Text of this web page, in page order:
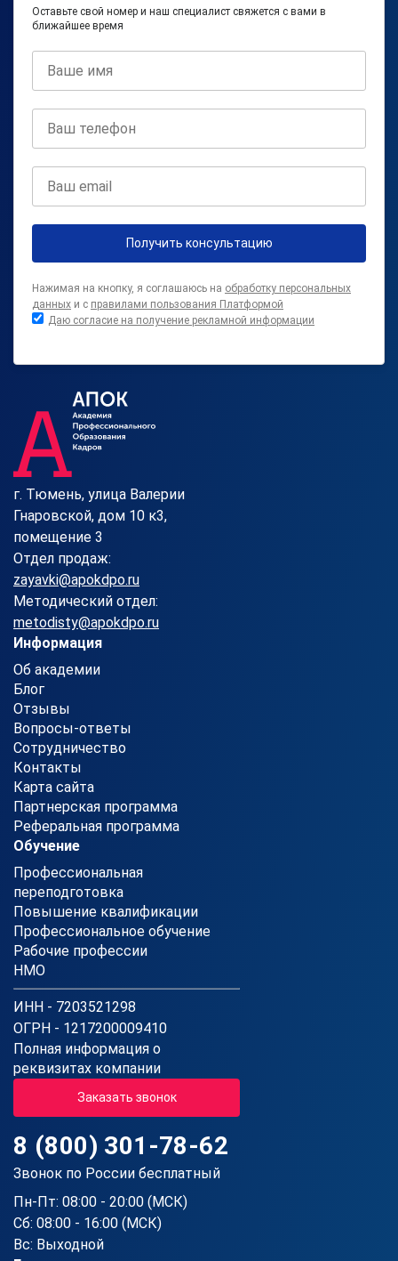
Оставьте свой номер и наш специалист свяжется с вами в
ближайшее время
Получить консультацию
Нажимая на кнопку, я соглашаюсь на обработку персональных
данных и с правилами пользования Платформой
Даю согласие на получение рекламной информации
г. Тюмень, улица Валерии
Гнаровской, дом 10 к3,
помещение 3
Отдел продаж:
zayavki@apokdpo.ru
Методический отдел:
metodisty@apokdpo.ru
Информация
Об академии
Блог
Отзывы
Вопросы-ответы
Сотрудничество
Контакты
Карта сайта
Партнерская программа
Реферальная программа
Обучение
Профессиональная
переподготовка
Повышение квалификации
Профессиональное обучение
Рабочие профессии
НМО
ИНН - 7203521298
ОГРН - 1217200009410
Полная информация о
реквизитах компании
Заказать звонок
8 (800) 301-78-62
Звонок по России бесплатный
Пн-Пт: 08:00 - 20:00 (МСК)
Сб: 08:00 - 16:00 (МСК)
Вс: Выходной